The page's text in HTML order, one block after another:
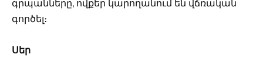
գրպանները, ովքեր կարողանում են վճռական
գործել։
Սեր